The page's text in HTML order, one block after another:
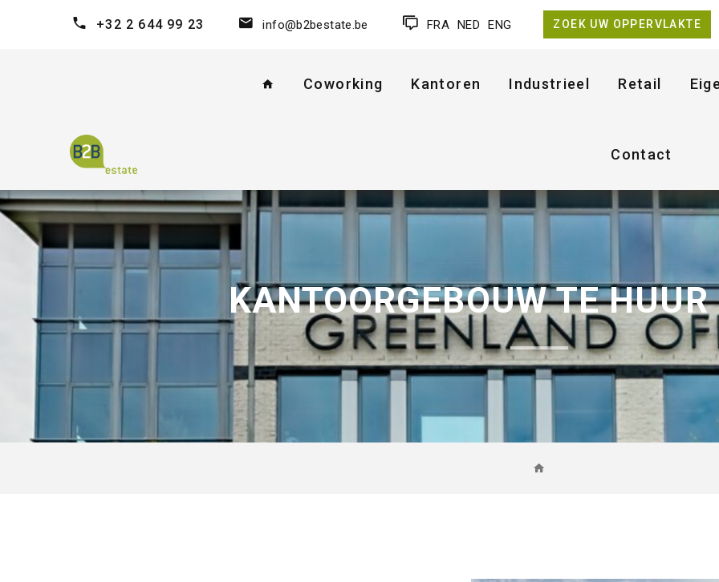
+32 2 644 99 23 info@b2bestate.be FRA NED ENG ZOEK UW OPPERVLAKTE
Coworking Kantoren Industrieel Retail
Contact
KANTOORGEBOUW TE